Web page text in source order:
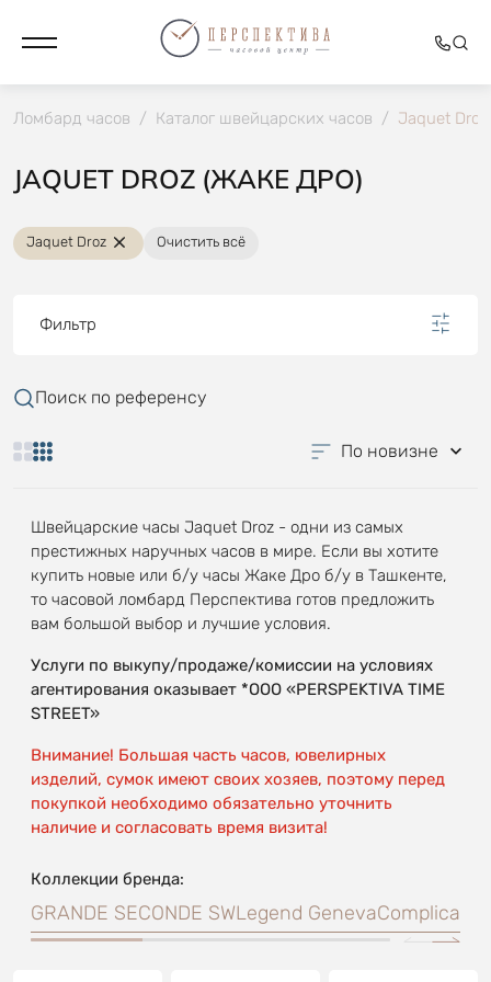
Ломбард часов / Каталог швейцарских часов / Jaquet Droz
JAQUET DROZ (ЖАКЕ ДРО)
Jaquet Droz Очистить всё
Фильтр
Поиск по референсу
По новизне
Швейцарские часы Jaquet Droz - одни из самых
престижных наручных часов в мире. Если вы хотите
купить новые или б/у часы Жаке Дро б/у в Ташкенте,
то часовой ломбард Перспектива готов предложить
вам большой выбор и лучшие условия.
Услуги по выкупу/продаже/комиссии на условиях
агентирования оказывает *OOO «PERSPEKTIVA TIME
STREET»
Внимание! Большая часть часов, ювелирных
изделий, сумок имеют своих хозяев, поэтому перед
покупкой необходимо обязательно уточнить
наличие и согласовать время визита!
Коллекции бренда:
GRANDE SECONDE SWLegend Geneva